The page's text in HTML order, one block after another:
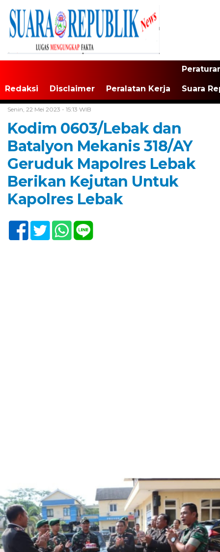
Redaksi Disclaimer Peralatan Kerja Suara
Senin, 22 Mei 2023 - 15:13 WIB
Kodim 0603/Lebak dan
Batalyon Mekanis 318/AY
Geruduk Mapolres Lebak
Berikan Kejutan Untuk
Kapolres Lebak